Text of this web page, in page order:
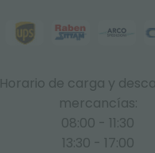
Horario de carga y
mercancías:
08:00 - 11:30
13:30 - 17:00